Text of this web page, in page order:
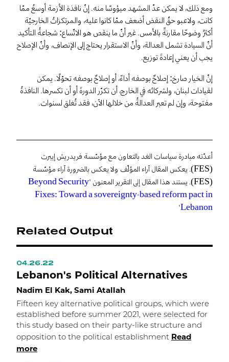
ومع ذلك، لا يمكن عدّ المشهد ميؤوسًا منه. إنّ نافذة الأزمة أوسعُ ممّا
كانت، ولاعبو حقّ النقض أضعف ممّا كانوا عليه، والمرتكزاتُ الخارجيّة
أكثرُ وضوحًا مقارنةً بالأمس. غير أنّ ما ينقص هو الاتّساع: شجاعةُ التأكيد
أنّ السيادة تشمل العدالة، وأنّ الاستقرار يحتاج إلى الإنصاف، وأنّ الإصلاح
يجب أن يعني إعادةَ توزيع.
إنّ الخيار صارخ: إصلاحٌ بوصفه أداءً، أو إصلاحٌ بوصفه تحوّلًا. يمكن
لقيادات لبنان، ولشركائه في الخارج، أن تكرّر الدورةَ أو أن تكسرها. النافذةُ
مفتوحة، وإن لم تعبر العدالةُ من خلالها الآن، فقد تُغلق لسنوات.
أعدّته مبادرة سياسات الغد بالتعاون مع مؤسّسة فريدريش إيبرت
(FES). يعكس المقال آراء المؤلّف ولا يعكس بالضرورة آراء مؤسّسة
(FES). يستند هذا المقال إلى التقرير المعنون "
Beyond Security
Fixes: Toward a sovereignty-based reform pact in
Lebanon
"
Related Output
04.26.22
Lebanon's Political Alternatives
Nadim El Kak, Sami Atallah
Fifteen key alternative political groups, which were
established before summer 2021, were selected for
this study based on their party-like structure and
opposition to the political establishment Read
more